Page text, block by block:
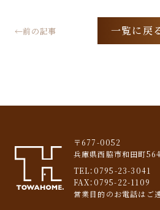
一覧に戻
←前の記事
〒677-0052
兵庫県西脇市和田町
TEL： 0795-23-3041
FAX：0795-22-1109
営業目的のお電話はご